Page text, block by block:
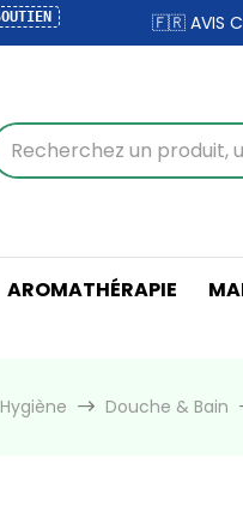
🇫🇷 AVIS
AROMATHÉRAPIE
Douche & Bain